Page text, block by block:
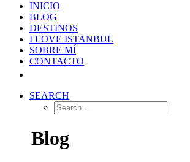
INICIO
BLOG
DESTINOS
I LOVE ISTANBUL
SOBRE MÍ
CONTACTO
SEARCH
Blog